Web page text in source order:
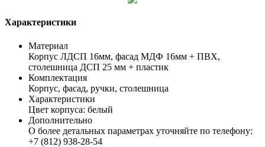
Характеристики
Материал
Корпус ЛДСП 16мм, фасад МДФ 16мм + ПВХ,
столешница ДСП 25 мм + пластик
Комплектация
Корпус, фасад, ручки, столешница
Характеристики
Цвет корпуса: белый
Дополнительно
О более детальных параметрах уточняйте по телефону:
+7 (812) 938-28-54